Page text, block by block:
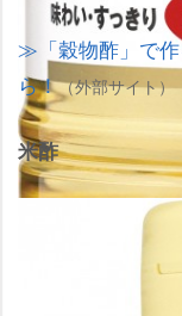
「穀物酢」で作
ら！（外部サイト）
米酢